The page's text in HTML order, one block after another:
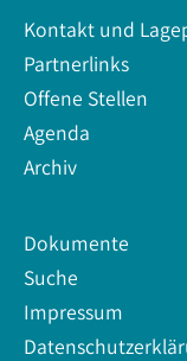
Kontakt und
Partnerlinks
Offene Stellen
Agenda
Archiv
Dokumente
Suche
Impressum